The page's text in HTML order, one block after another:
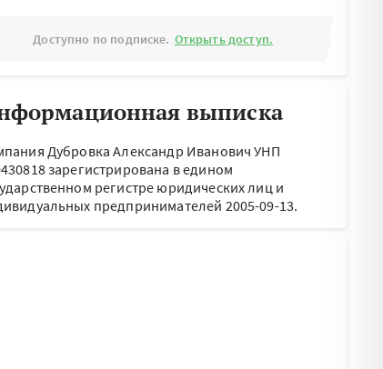
Доступно по подписке. Открыть доступ.
выписка
Дубровка Александр Иванович УНП
зарегистрирована в едином
регистре юридических лиц и
предпринимателей 2005-09-13.